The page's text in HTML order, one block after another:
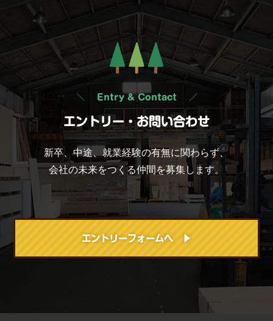
Entry & Contact
エントリー・お問い合わせ
新卒、中途、就業経験の有無に関わらず、
会社の未来をつくる仲間を募集します。
エントリーフォームへ ▶